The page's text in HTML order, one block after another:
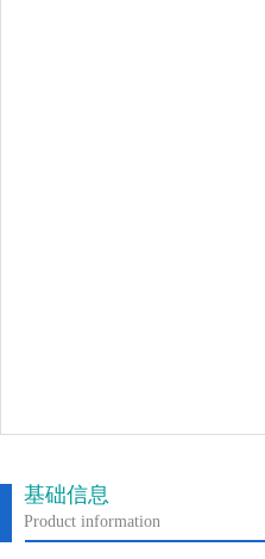
基础信息
Product information